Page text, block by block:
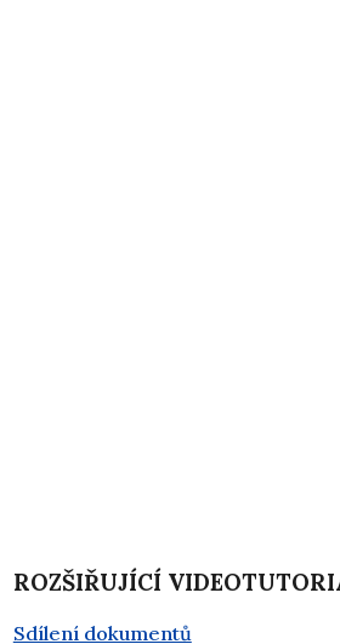
ROZŠIŘUJÍCÍ
Sdílení dokumentů